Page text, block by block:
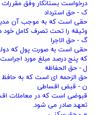
درخواست بستانکار وفق
ک - حق استرداد
حقی است که به موجب آن
وثیقه را تحت تصرف کامل خود
گ - حق الاجرا
حقی است به صورت پول که
که پنج درصد مبلغ مورد
ل - حق الحفاظه
حق‌ الزحمه‌ ای است که به حافظ
ن - قبض اقساطی
قبوضی است که در معاملات
تعهد صادر می‌ شود.